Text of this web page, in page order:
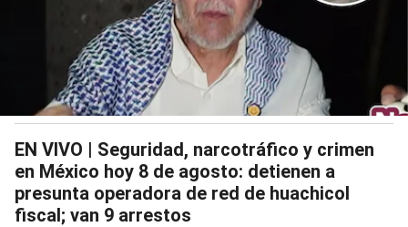
EN VIVO | Seguridad, narcotráfico y crimen
en México hoy 8 de agosto: detienen a
presunta operadora de red de huachicol
fiscal; van 9 arrestos